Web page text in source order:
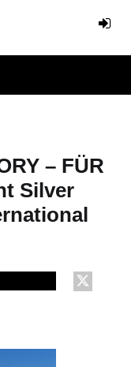
– FÜR
Silver